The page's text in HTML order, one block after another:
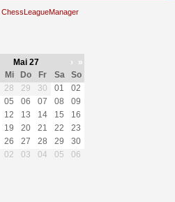
ChessLeagueManager
Mai 27 ›
»
Mi Do Fr Sa
So
28 29 30 01
02
05 06 07 08
09
12 13 14 15
16
19 20 21 22
23
26 27 28 29
30
02 03 04 05 06